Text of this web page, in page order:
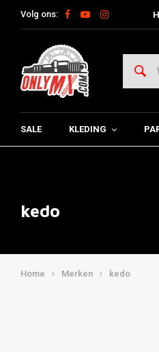
Volg ons:
SALE KLEDING
kedo
Home Merken kedo